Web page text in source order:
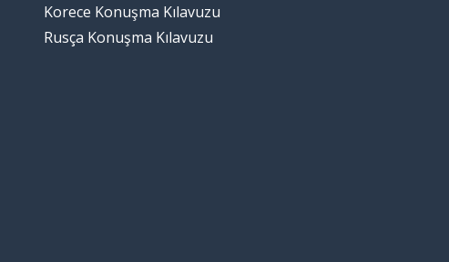
Korece Konuşma Kılavuzu
Rusça Konuşma Kılavuzu